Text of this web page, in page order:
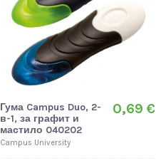
Гума Campus Duo, 2-
в-1, за графит и
мастило 040202
Campus University
0,69 €